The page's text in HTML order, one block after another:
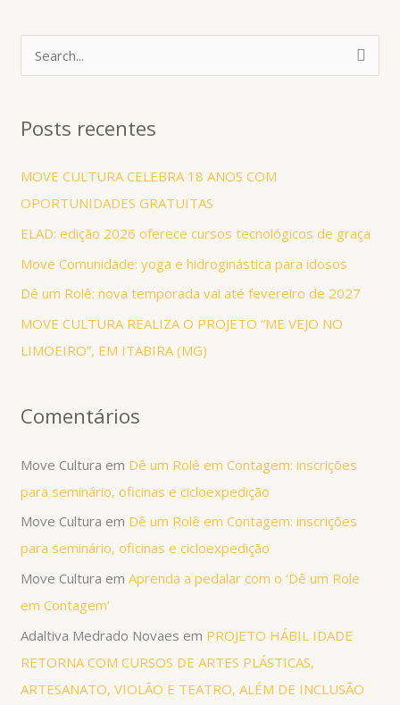
q
r
p
o
r
Posts recentes
MOVE CULTURA CELEBRA 18 ANOS COM
OPORTUNIDADES GRATUITAS
ELAD: edição 2026 oferece cursos tecnológicos de graça
Move Comunidade: yoga e hidroginástica para idosos
Dê um Rolê: nova temporada vai até fevereiro de 2027
MOVE CULTURA REALIZA O PROJETO “ME VEJO NO
LIMOEIRO”, EM ITABIRA (MG)
Comentários
Move Cultura em Dê um Rolê em Contagem: inscrições
para seminário, oficinas e cicloexpedição
Move Cultura em Dê um Rolê em Contagem: inscrições
para seminário, oficinas e cicloexpedição
Move Cultura emAprenda a pedalar com o ‘Dê um Role
em Contagem’
Adaltiva Medrado Novaes em PROJETO HÁBIL IDADE
RETORNA COM CURSOS DE ARTES PLÁSTICAS,
ARTESANATO, VIOLÃO E TEATRO, ALÉM DE INCLUSÃO